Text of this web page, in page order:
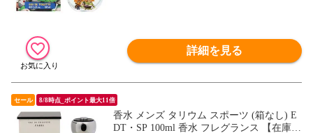
詳細を見る
セール 8/8時点_ポイント最大11倍
香水 メンズ タリウム スポーツ (箱なし) E
DT・SP 100ml 香水 フレグランス 【在庫限